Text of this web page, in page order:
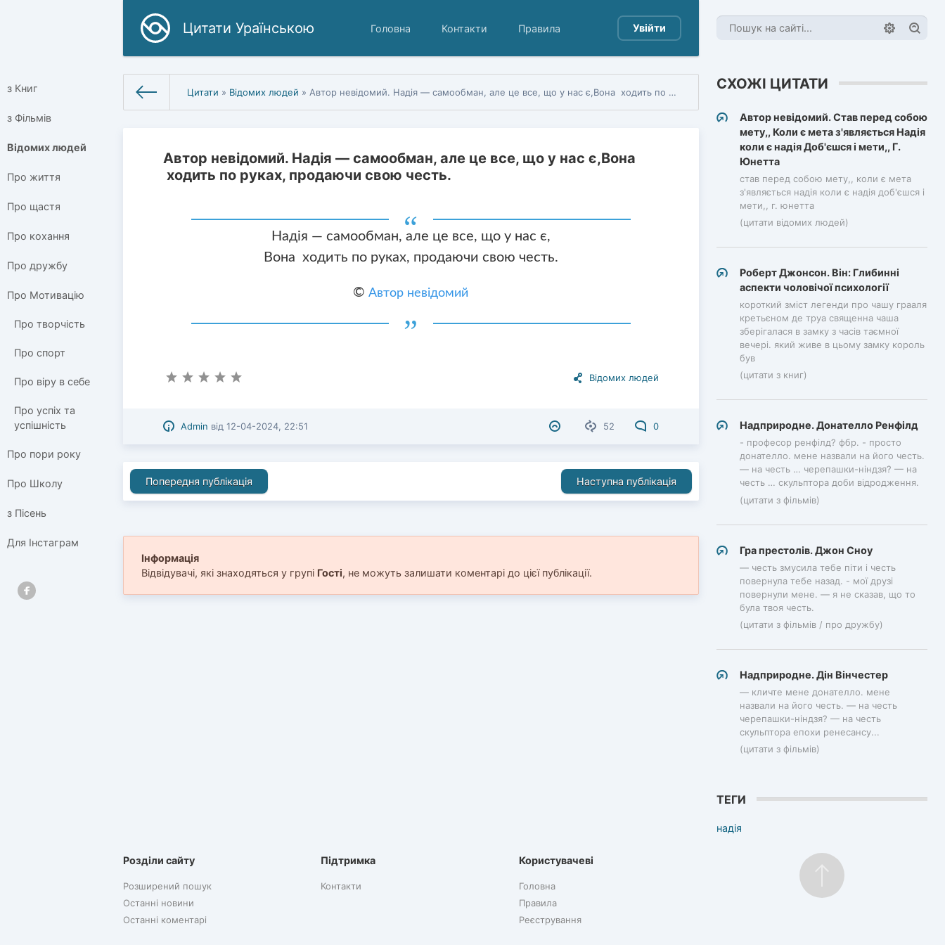
Цитати Ураїнською Головна Контакти Правила Увійти
з Книг
з Фільмів
Відомих людей
Про життя
Про щастя
Про кохання
Про дружбу
Про Мотивацію
Про творчість
Про спорт
Про віру в себе
Про успіх та
успішність
Про пори року
Про Школу
з Пісень
Для Інстаграм
Цитати » Відомих людей » Автор невідомий. Надія — самообман, але це все, що у нас є,Вона ходить по руках, продаючи свою честь.
Автор невідомий. Надія — самообман, але це все, що у нас є,Вона
ходить по руках, продаючи свою честь.
Надія — самообман, але це все, що у нас є,
Вона ходить по руках, продаючи свою честь.
©Автор невідомий
Відомих людей
52 0
Admin від12-04-2024, 22:51
СХОЖІ ЦИТАТИ
Автор невідомий. Став перед собою
мету,, Коли є мета з'являється Надія
коли є надія Доб'єшся і мети,, Г.
Юнетта
став перед собою мету,, коли є мета
з'являється надія коли є надія доб'єшся і
мети,, г. юнетта
(цитати відомих людей)
Роберт Джонсон. Він: Глибинні
аспекти чоловічої психології
короткий зміст легенди про чашу грааля
кретьєном де труа священна чаша
зберігалася в замку з часів таємної
вечері. який живе в цьому замку король
був
(цитати з книг)
Надприродне. Донателло Ренфілд
- професор ренфілд? фбр. - просто
донателло. мене назвали на його честь.
— на честь … черепашки-ніндзя? — на
честь … скульптора доби відродження.
(цитати з фільмів)
Гра престолів. Джон Сноу
— честь змусила тебе піти і честь
повернула тебе назад. - мої друзі
повернули мене. — я не сказав, що то
була твоя честь.
(цитати з фільмів / про дружбу)
Надприродне. Дін Вінчестер
— кличте мене донателло. мене
назвали на його честь. — на честь
черепашки-ніндзя? — на честь
скульптора епохи ренесансу...
(цитати з фільмів)
ТЕГИ
надія
Попередня публікація Наступна публікація
Інформація
Відвідувачі, які знаходяться у групі Гості, не можуть залишати коментарі до цієї публікації.
Розділи сайту
Розширений пошук
Останні новини
Останні коментарі
Підтримка
Контакти
Користувачеві
Головна
Правила
Реєстрування